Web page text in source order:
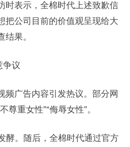
时表示，全棉时代上述致歉信
把公司目前的价值观呈现给大
结果。
争议
频广告内容引发热议。部分网
尊重女性”“侮辱女性”。
酵。随后，全棉时代通过官方